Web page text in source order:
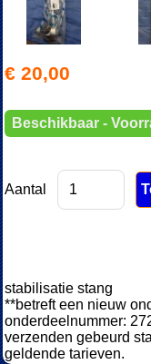
€ 20,00
Beschikbaar -
Aantal
stabilisatie stang
**betreft een nieuw
onderdeelnummer:
verzenden gebeurd
geldende tarieven.